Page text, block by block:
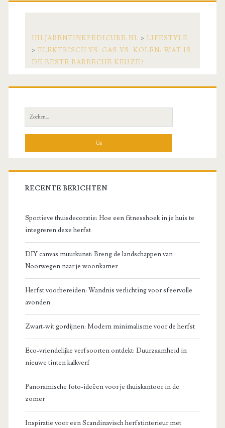
HILJABENTINKPEDICURE.NL > LIFESTYLE
> ELEKTRISCH VS. GAS VS. KOLEN: WAT IS
DE BESTE BARBECUE KEUZE?
Zoek
naar:
RECENTE BERICHTEN
Sportieve thuisdecoratie: Hoe een fitnesshoek in je huis te
integreren deze herfst
DIY canvas muurkunst: Breng de landschappen van
Noorwegen naar je woonkamer
Herfst voorbereiden: Wandnis verlichting voor sfeervolle
avonden
Zwart-wit gordijnen: Modern minimalisme voor de herfst
Eco-vriendelijke verfsoorten ontdekt: Duurzaamheid in
nieuwe tinten kalkverf
Panoramische foto-ideëen voor je thuiskantoor in de
zomer
Inspiratie voor een Scandinavisch herfstinterieur met